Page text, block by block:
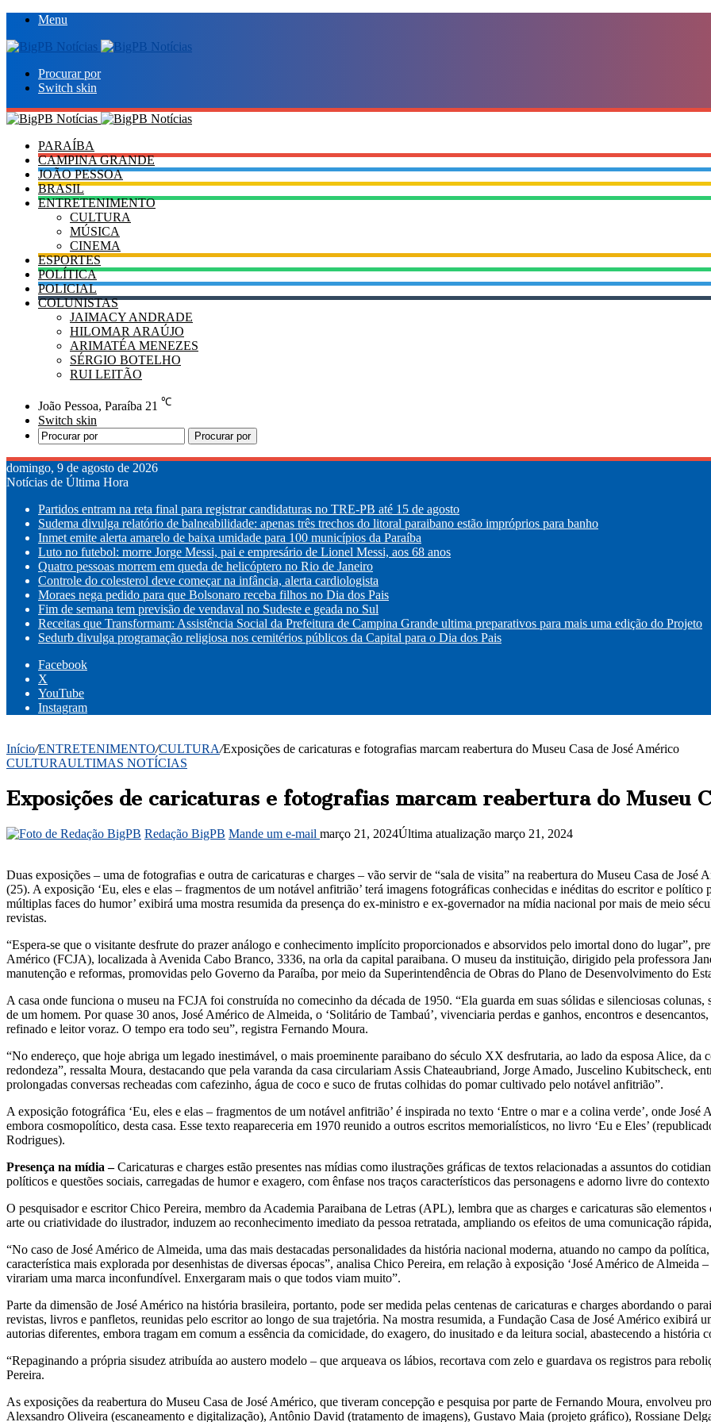
Menu
Procurar por
Switch skin
PARAÍBA
CAMPINA GRANDE
JOÃO PESSOA
BRASIL
ENTRETENIMENTO
CULTURA
MÚSICA
CINEMA
ESPORTES
POLÍTICA
POLICIAL
COLUNISTAS
JAIMACY ANDRADE
HILOMAR ARAÚJO
ARIMATÉA MENEZES
SÉRGIO BOTELHO
RUI LEITÃO
João Pessoa, Paraíba 21 ℃
Switch skin
Procurar por
domingo, 9 de agosto de 2026
Notícias de Última Hora
Partidos entram na reta final para registrar candidaturas no TRE-PB até 15 de agosto
Sudema divulga relatório de balneabilidade: apenas três trechos do litoral paraibano estão impróprios para banho
Inmet emite alerta amarelo de baixa umidade para 100 municípios da Paraíba
Luto no futebol: morre Jorge Messi, pai e empresário de Lionel Messi, aos 68 anos
Quatro pessoas morrem em queda de helicóptero no Rio de Janeiro
Controle do colesterol deve começar na infância, alerta cardiologista
Moraes nega pedido para que Bolsonaro receba filhos no Dia dos Pais
Fim de semana tem previsão de vendaval no Sudeste e geada no Sul
Receitas que Transformam: Assistência Social da Prefeitura de Campina Grande ultima preparativos para mais uma edição do Projeto
Sedurb divulga programação religiosa nos cemitérios públicos da Capital para o Dia dos Pais
Facebook
X
YouTube
Instagram
Início/ENTRETENIMENTO/CULTURA/Exposições de caricaturas e fotografias marcam reabertura do Museu Casa de José Américo
CULTURAULTIMAS NOTÍCIAS
Exposições de caricaturas e fotografias marcam reabertura do Museu
Redação BigPB Mande um e-mail março 21, 2024Última atualização março 21, 2024
Duas exposições – uma de fotografias e outra de caricaturas e charges – vão servir de “sala de visita” na reabertura do Museu Casa de José
(25). A exposição ‘Eu, eles e elas – fragmentos de um notável anfitrião’ terá imagens fotográficas conhecidas e inéditas do escritor e político
múltiplas faces do humor’ exibirá uma mostra resumida da presença do ex-ministro e ex-governador na mídia nacional por mais de meio
revistas.
“Espera-se que o visitante desfrute do prazer análogo e conhecimento implícito proporcionados e absorvidos pelo imortal dono do lugar”,
Américo (FCJA), localizada à Avenida Cabo Branco, 3336, na orla da capital paraibana. O museu da instituição, dirigido pela professora
manutenção e reformas, promovidas pelo Governo da Paraíba, por meio da Superintendência de Obras do Plano de Desenvolvimento do
A casa onde funciona o museu na FCJA foi construída no comecinho da década de 1950. “Ela guarda em suas sólidas e silenciosas
de um homem. Por quase 30 anos, José Américo de Almeida, o ‘Solitário de Tambaú’, vivenciaria perdas e ganhos, encontros e
refinado e leitor voraz. O tempo era todo seu”, registra Fernando Moura.
“No endereço, que hoje abriga um legado inestimável, o mais proeminente paraibano do século XX desfrutaria, ao lado da esposa Alice, da
redondeza”, ressalta Moura, destacando que pela varanda da casa circulariam Assis Chateaubriand, Jorge Amado, Juscelino Kubitscheck,
prolongadas conversas recheadas com cafezinho, água de coco e suco de frutas colhidas do pomar cultivado pelo notável anfitrião”.
A exposição fotográfica ‘Eu, eles e elas – fragmentos de um notável anfitrião’ é inspirada no texto ‘Entre o mar e a colina verde’, onde
embora cosmopolítico, desta casa. Esse texto reapareceria em 1970 reunido a outros escritos memorialísticos, no livro ‘Eu e Eles’
Rodrigues).
Presença na mídia –Caricaturas e charges estão presentes nas mídias como ilustrações gráficas de textos relacionadas a assuntos do
políticos e questões sociais, carregadas de humor e exagero, com ênfase nos traços característicos das personagens e adorno livre do
O pesquisador e escritor Chico Pereira, membro da Academia Paraibana de Letras (APL), lembra que as charges e caricaturas são
arte ou criatividade do ilustrador, induzem ao reconhecimento imediato da pessoa retratada, ampliando os efeitos de uma comunicação
“No caso de José Américo de Almeida, uma das mais destacadas personalidades da história nacional moderna, atuando no campo da
característica mais explorada por desenhistas de diversas épocas”, analisa Chico Pereira, em relação à exposição ‘José Américo de Almeida
virariam uma marca inconfundível. Enxergaram mais o que todos viam muito”.
Parte da dimensão de José Américo na história brasileira, portanto, pode ser medida pelas centenas de caricaturas e charges abordando o
revistas, livros e panfletos, reunidas pelo escritor ao longo de sua trajetória. Na mostra resumida, a Fundação Casa de José Américo exibirá
autorias diferentes, embora tragam em comum a essência da comicidade, do exagero, do inusitado e da leitura social, abastecendo a história
“Repaginando a própria sisudez atribuída ao austero modelo – que arqueava os lábios, recortava com zelo e guardava os registros para
Pereira.
As exposições da reabertura do Museu Casa de José Américo, que tiveram concepção e pesquisa por parte de Fernando Moura, envolveu
Alexsandro Oliveira (escaneamento e digitalização), Antônio David (tratamento de imagens), Gustavo Maia (projeto gráfico), Rossiane